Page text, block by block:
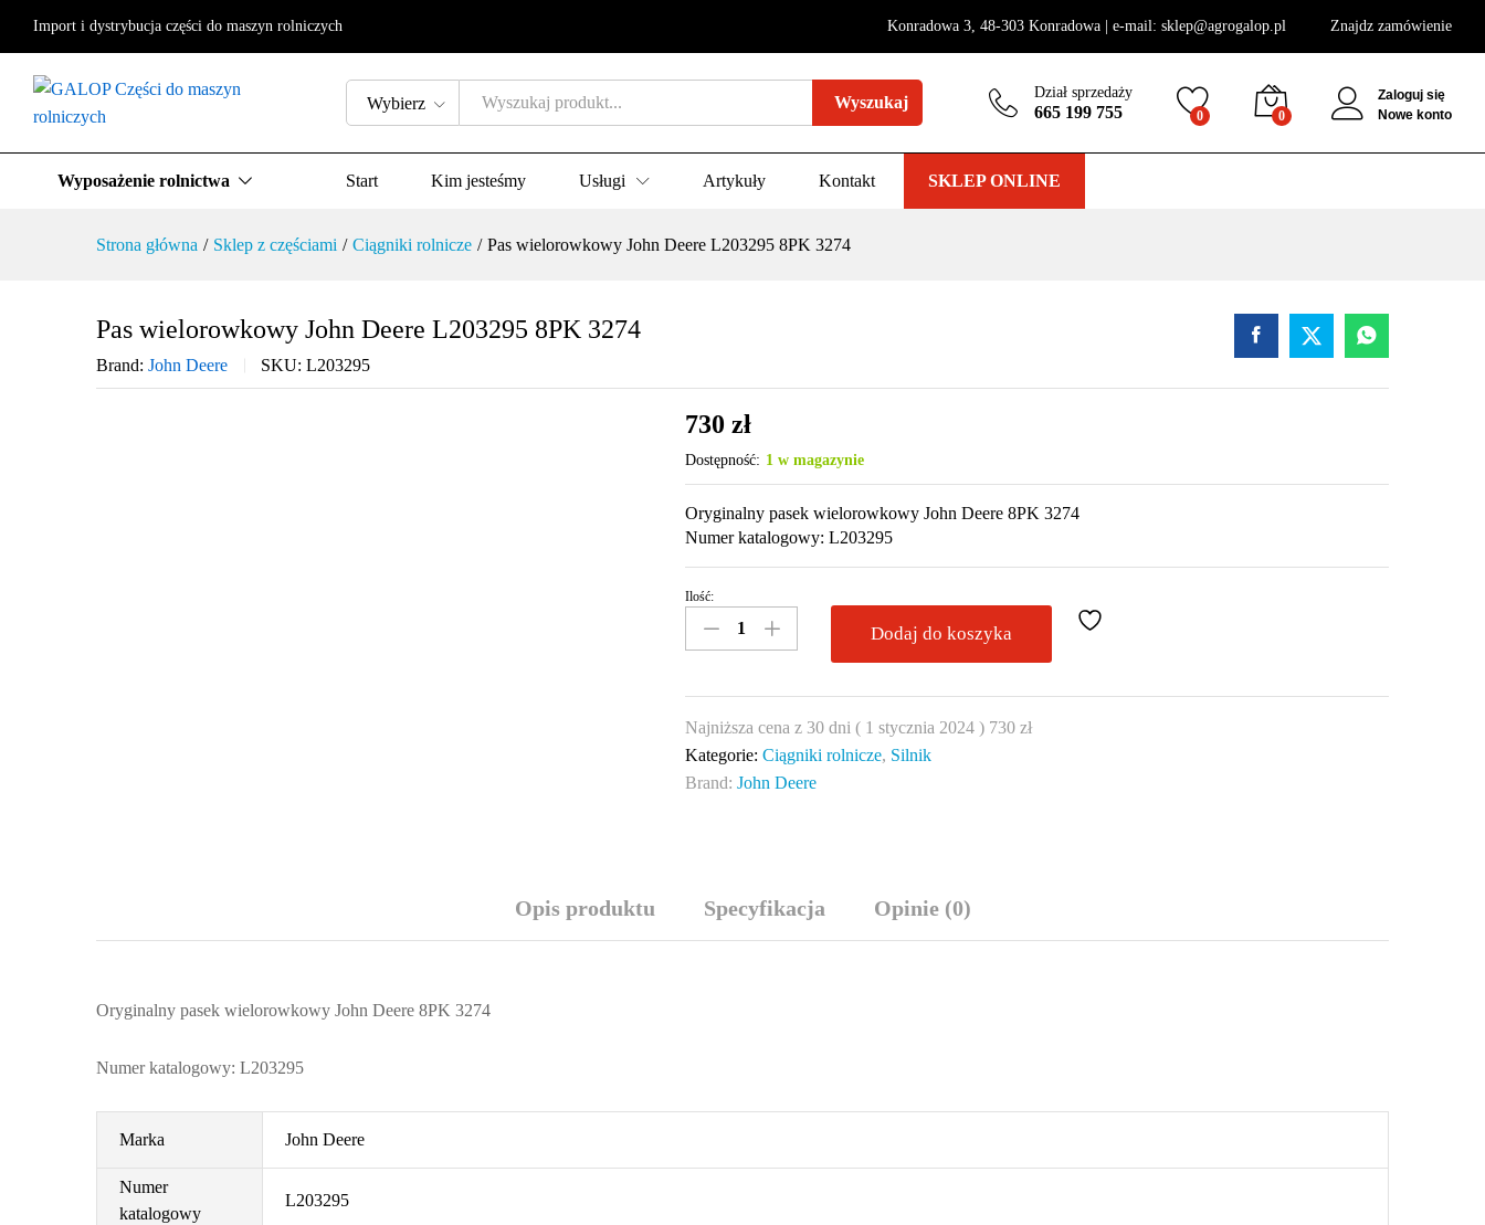
Import i dystrybucja części do maszyn rolniczych Konradowa 3, 48-303 Konradowa | e-mail: sklep@agrogalop.pl Znajdz zamówienie
Wybierz Wyszukaj
Dział sprzedaży
665 199 755 0 0
Zaloguj się
Nowe konto
Wyposażenie rolnictwa Start Kim jesteśmy Usługi Artykuły Kontakt SKLEP ONLINE
Strona główna / Sklep z częściami / Ciągniki rolnicze / Pas wielorowkowy John Deere L203295 8PK 3274
Pas wielorowkowy John Deere L203295 8PK 3274
Brand: John Deere SKU: L203295
730 zł
Dostępność: 1 w magazynie
Oryginalny pasek wielorowkowy John Deere 8PK 3274
Numer katalogowy: L203295
Pas
wielorowkowy
8PK
3274
Ilość:
Dodaj do koszyka
Najniższa cena z 30 dni ( 1 stycznia 2024 ) 730zł
Kategorie:Ciągniki rolnicze, Silnik
Brand:John Deere
Opis produktu Specyfikacja Opinie (0)
Oryginalny pasek wielorowkowy John Deere 8PK 3274
Numer katalogowy: L203295
Marka John Deere
Numer
katalogowy
L203295
Pas wielorowkowy John Deere L203295 8PK 3274
Specyfikacja Opinie (0)
730 zł Dodaj do koszyka